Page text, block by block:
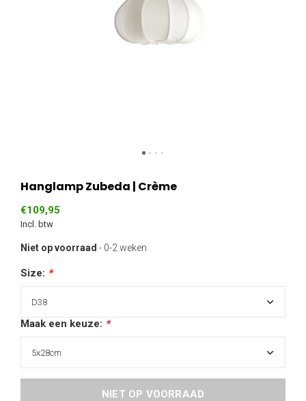
Hanglamp Zubeda | Crème
€109,95
Incl. btw
Niet op voorraad - 0-2 weken
Size: *
Maak een keuze: *
NIET OP VOORRAAD